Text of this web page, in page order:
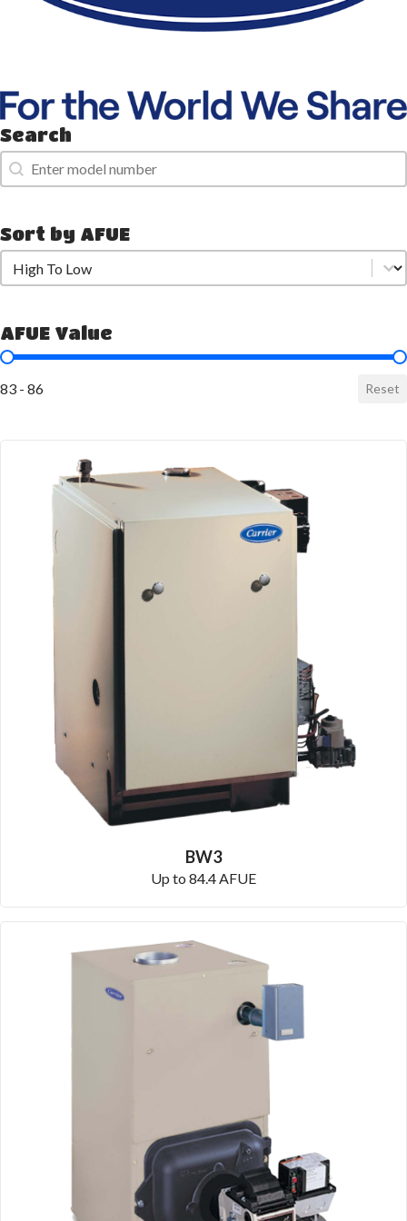
Search
Search
Search
Sort by AFUE
Sort by AFUE
Sort by AFUE
AFUE Value
AFUE Value
83 - 86 Reset
BW3
Up to 84.4 AFUE